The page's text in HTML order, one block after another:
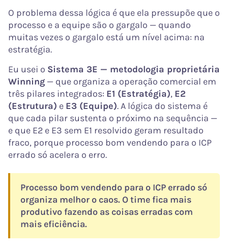
O problema dessa lógica é que ela pressupõe que o
processo e a equipe são o gargalo — quando
muitas vezes o gargalo está um nível acima: na
estratégia.
Eu usei o Sistema 3E — metodologia proprietária
Winning — que organiza a operação comercial em
três pilares integrados: E1 (Estratégia), E2
(Estrutura) e E3 (Equipe). A lógica do sistema é
que cada pilar sustenta o próximo na sequência —
e que E2 e E3 sem E1 resolvido geram resultado
fraco, porque processo bom vendendo para o ICP
errado só acelera o erro.
Processo bom vendendo para o ICP errado só
organiza melhor o caos. O time fica mais
produtivo fazendo as coisas erradas com
mais eficiência.